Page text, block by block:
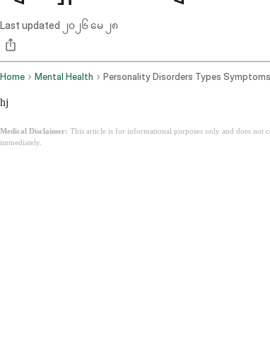
Last updated ၂၀၂၆ မေ ၂၈
Home Mental Health Personality Disorders Types
hj
Medical Disclaimer: This article is for informational purposes only and does not
immediately.